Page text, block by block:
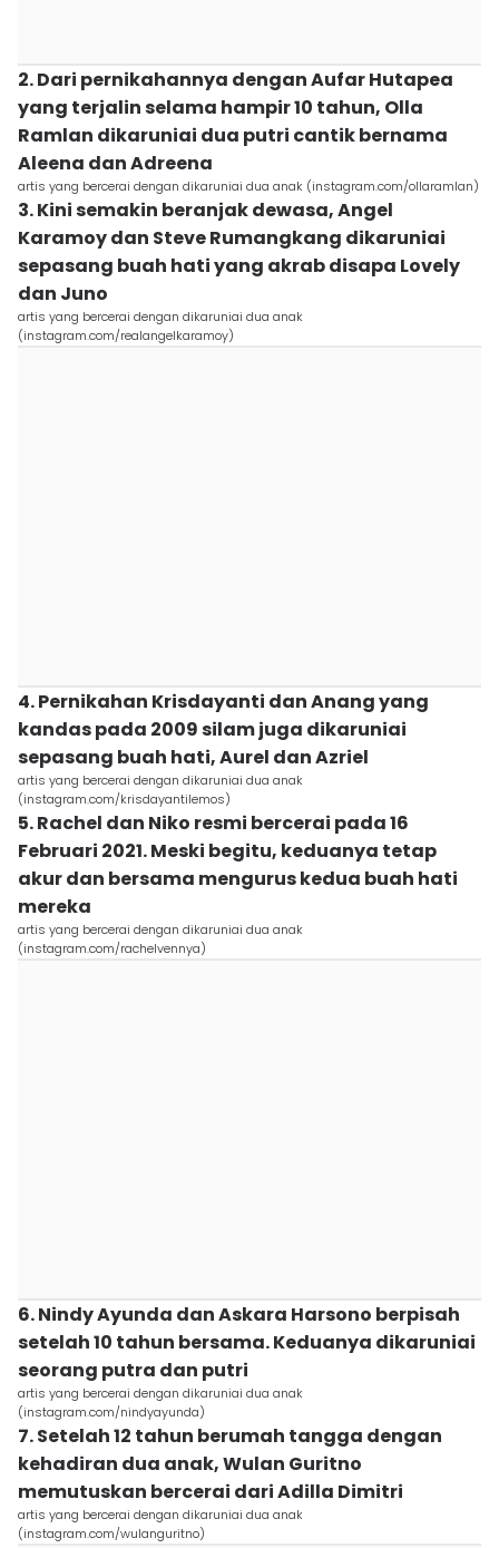
2. Dari pernikahannya dengan Aufar Hutapea
yang terjalin selama hampir 10 tahun, Olla
Ramlan dikaruniai dua putri cantik bernama
Aleena dan Adreena
artis yang bercerai dengan dikaruniai dua anak (instagram.com/ollaramlan)
3. Kini semakin beranjak dewasa, Angel
Karamoy dan Steve Rumangkang dikaruniai
sepasang buah hati yang akrab disapa Lovely
dan Juno
artis yang bercerai dengan dikaruniai dua anak
(instagram.com/realangelkaramoy)
4. Pernikahan Krisdayanti dan Anang yang
kandas pada 2009 silam juga dikaruniai
sepasang buah hati, Aurel dan Azriel
artis yang bercerai dengan dikaruniai dua anak
(instagram.com/krisdayantilemos)
5. Rachel dan Niko resmi bercerai pada 16
Februari 2021. Meski begitu, keduanya tetap
akur dan bersama mengurus kedua buah hati
mereka
artis yang bercerai dengan dikaruniai dua anak
(instagram.com/rachelvennya)
6. Nindy Ayunda dan Askara Harsono berpisah
setelah 10 tahun bersama. Keduanya dikaruniai
seorang putra dan putri
artis yang bercerai dengan dikaruniai dua anak
(instagram.com/nindyayunda)
7. Setelah 12 tahun berumah tangga dengan
kehadiran dua anak, Wulan Guritno
memutuskan bercerai dari Adilla Dimitri
artis yang bercerai dengan dikaruniai dua anak
(instagram.com/wulanguritno)